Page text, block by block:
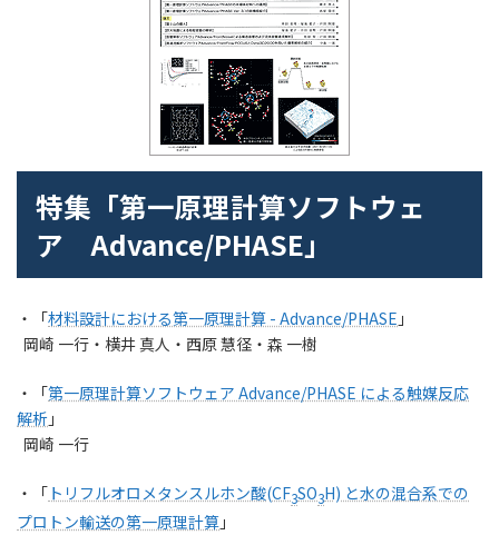
特集「第一原理計算ソフトウェ
ア Advance/PHASE」
・「材料設計における第一原理計算 - Advance/PHASE 」
岡崎 一行・横井 真人・西原 慧径・森 一樹
・「第一原理計算ソフトウェア Advance/PHASE による触媒反応
解析 」
岡崎 一行
・「 トリフルオロメタンスルホン酸(CF3SO3H) と水の混合系での
プロトン輸送の第一原理計算 」